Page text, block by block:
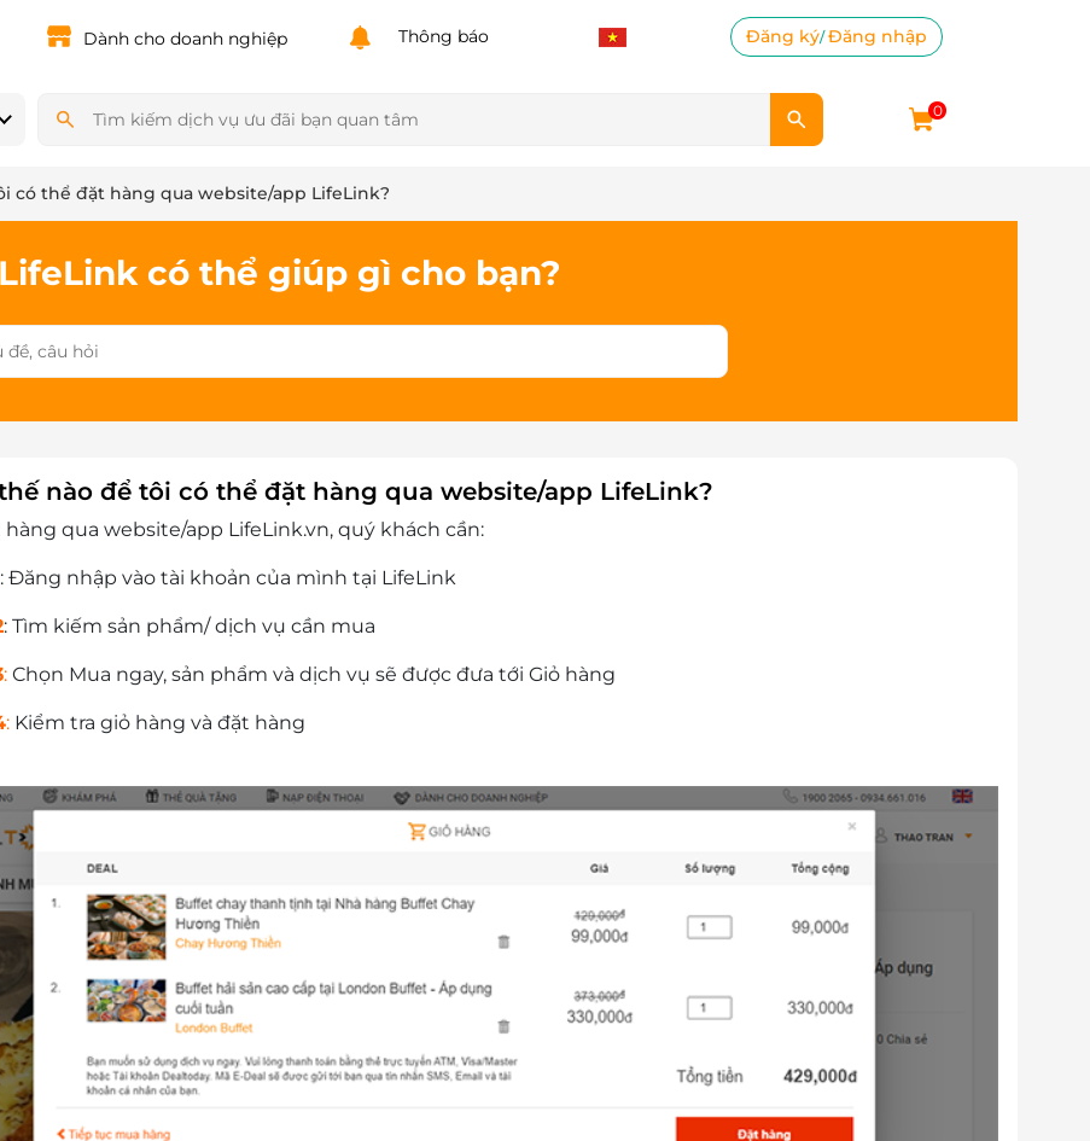
Dành cho doanh nghiệp Thông báo Đăng ký/Đăng nhập
0
có thể đặt hàng qua website/app LifeLink?
LifeLink có thể giúp gì cho bạn?
nào để tôi có thể đặt hàng qua website/app LifeLink?
qua website/app LifeLink.vn, quý khách cần:
: Đăng nhập vào tài khoản của mình tại LifeLink
: Tìm kiếm sản phẩm/ dịch vụ cần mua
: Chọn Mua ngay, sản phẩm và dịch vụ sẽ được đưa tới Giỏ hàng
: Kiểm tra giỏ hàng và đặt hàng